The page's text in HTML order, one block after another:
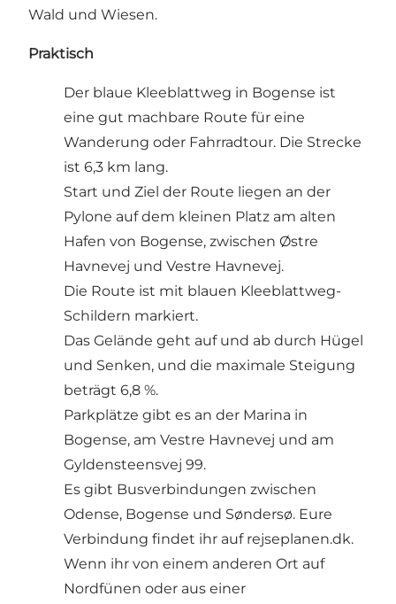
Wald und Wiesen.
Praktisch
Der blaue Kleeblattweg in Bogense ist
eine gut machbare Route für eine
Wanderung oder Fahrradtour. Die Strecke
ist 6,3 km lang.
Start und Ziel der Route liegen an der
Pylone auf dem kleinen Platz am alten
Hafen von Bogense, zwischen Østre
Havnevej und Vestre Havnevej.
Die Route ist mit blauen Kleeblattweg-
Schildern markiert.
Das Gelände geht auf und ab durch Hügel
und Senken, und die maximale Steigung
beträgt 6,8 %.
Parkplätze gibt es an der Marina in
Bogense, am Vestre Havnevej und am
Gyldensteensvej 99.
Es gibt Busverbindungen zwischen
Odense, Bogense und Søndersø. Eure
Verbindung findet ihr auf rejseplanen.dk.
Wenn ihr von einem anderen Ort auf
Nordfünen oder aus einer